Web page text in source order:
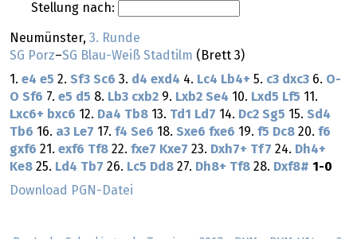
Stellung nach:
Neumünster, 3. Runde
SG Porz–SG Blau-Weiß Stadtilm (Brett 3)
1. e4 e5 2. Sf3 Sc6 3. d4 exd4 4. Lc4 Lb4+ 5. c3 dxc3 6. O-
O Sf6 7. e5 d5 8. Lb3 cxb2 9. Lxb2 Se4 10. Lxd5 Lf5 11.
Lxc6+ bxc6 12. Da4 Tb8 13. Td1 Ld7 14. Dc2 Sg5 15. Sd4
Tb6 16. a3 Le7 17. f4 Se6 18. Sxe6 fxe6 19. f5 Dc8 20. f6
gxf6 21. exf6 Tf8 22. fxe7 Kxe7 23. Dxh7+ Tf7 24. Dh4+
Ke8 25. Ld4 Tb7 26. Lc5 Dd8 27. Dh8+ Tf8 28. Dxf8# 1-0
Download PGN-Datei